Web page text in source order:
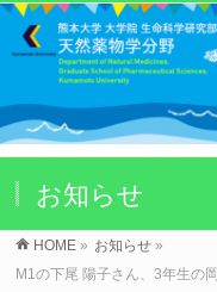
お知らせ
HOME » お知らせ »
M1の下尾 陽子さん、3年生の